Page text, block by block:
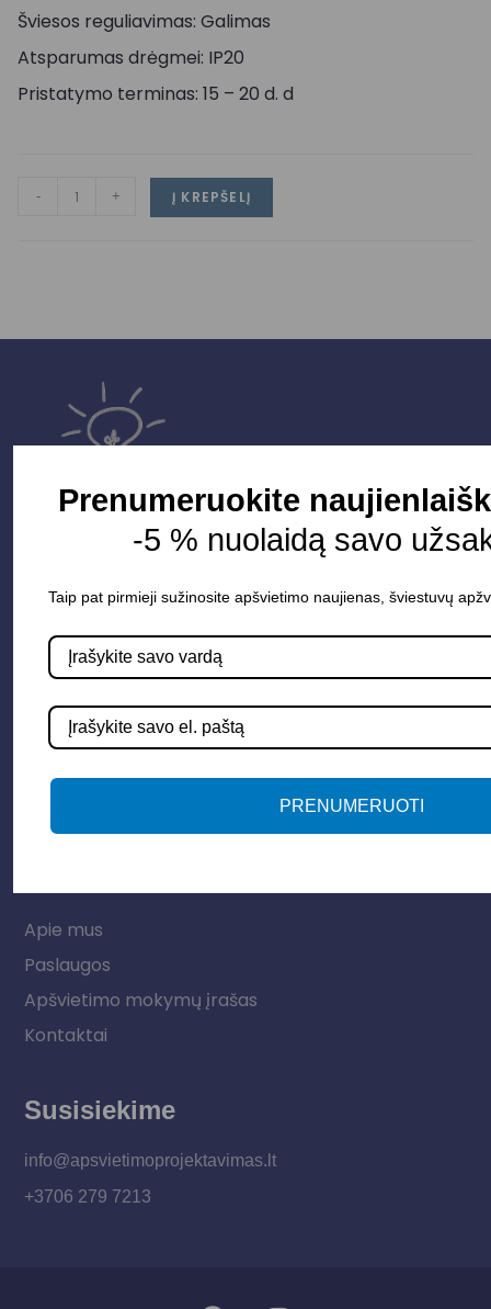
Šviesos reguliavimas: Galimas
Atsparumas drėgmei: IP20
Pristatymo terminas: 15 – 20 d. d
- + Į KREPŠELĮ
Parduotuvė
Apšvietimo sistemos
Lauko šviestuvai
Apie mus
Paslaugos
Apšvietimo mokymų įrašas
Kontaktai
Susisiekime
info@apsvietimoprojektavimas.lt
+3706 279 7213
Prenumeruokite
-5 % nuolaidą savo
Taip pat pirmieji sužinosite apšvietimo naujienas, šviestuvų
PRENUMERUOTI